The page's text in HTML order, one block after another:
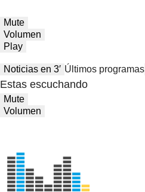
Mute
Volumen
Play
Noticias en 3′ Últimos programas
Estas escuchando
Mute
Volumen